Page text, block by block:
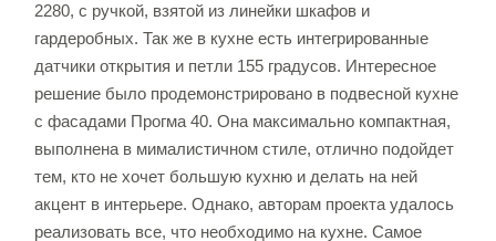
2280, с ручкой, взятой из линейки шкафов и
гардеробных. Так же в кухне есть интегрированные
датчики открытия и петли 155 градусов. Интересное
решение было продемонстрировано в подвесной кухне
с фасадами Прогма 40. Она максимально компактная,
выполнена в мималистичном стиле, отлично подойдет
тем, кто не хочет большую кухню и делать на ней
акцент в интерьере. Однако, авторам проекта удалось
реализовать все, что необходимо на кухне. Самое